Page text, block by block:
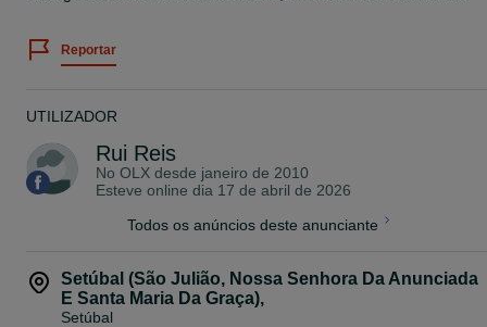
Reportar
UTILIZADOR
Rui Reis
No OLX desde janeiro de 2010
Esteve online dia 17 de abril de 2026
Todos os anúncios deste anunciante
Setúbal (São Julião, Nossa Senhora Da Anunciada
E Santa Maria Da Graça),
Setúbal